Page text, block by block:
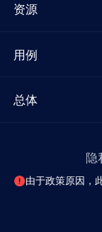
资源
用例
总体
隐
由于政策原因，